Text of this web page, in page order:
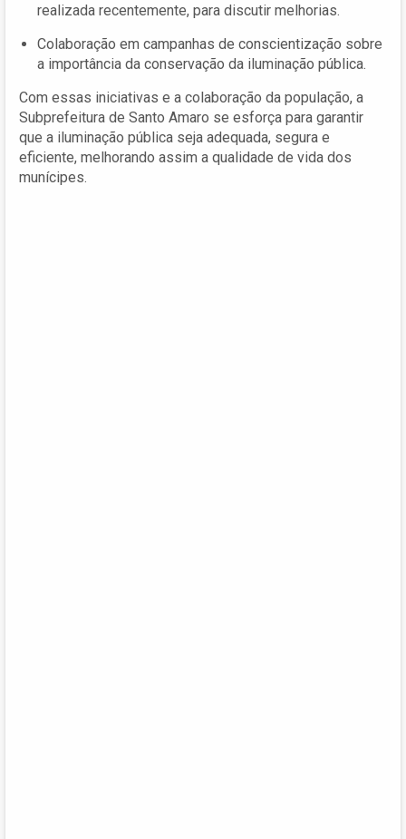
realizada recentemente, para discutir melhorias.
Colaboração em campanhas de conscientização sobre
a importância da conservação da iluminação pública.
Com essas iniciativas e a colaboração da população, a
Subprefeitura de Santo Amaro se esforça para garantir
que a iluminação pública seja adequada, segura e
eficiente, melhorando assim a qualidade de vida dos
munícipes.